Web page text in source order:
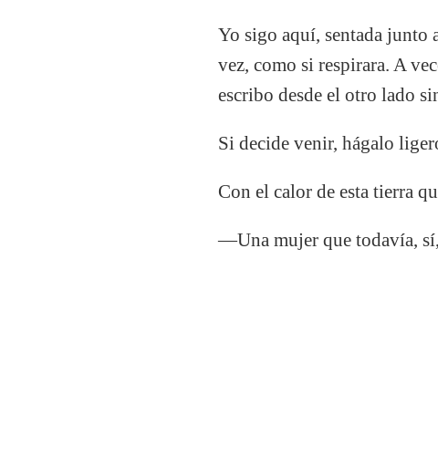
Yo sigo aquí, sentada junto
vez, como si respirara. A
escribo desde el otro lado
Si decide venir, hágalo
Con el calor de esta tierra
—Una mujer que todavía, sí,